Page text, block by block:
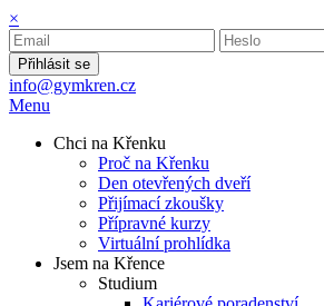
×
Přihlásit se
info@gymkren.cz
Menu
Chci na Křenku
Proč na Křenku
Den otevřených dveří
Přijímací zkoušky
Přípravné kurzy
Virtuální prohlídka
Jsem na Křence
Studium